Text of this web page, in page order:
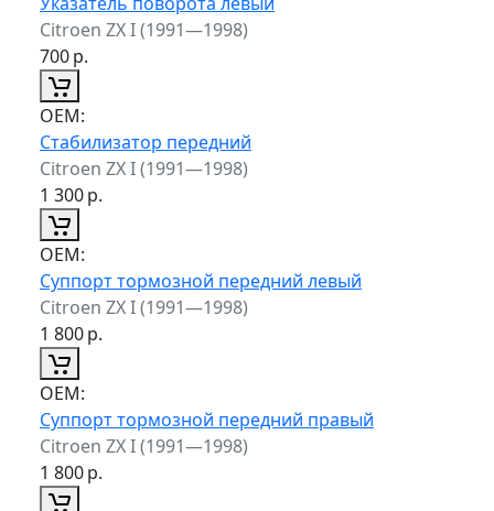
Citroen ZX I (1991—1998)
700р.
ОЕМ:
Стабилизатор передний
Citroen ZX I (1991—1998)
1 300р.
ОЕМ:
Суппорт тормозной передний левый
Citroen ZX I (1991—1998)
1 800р.
ОЕМ:
Суппорт тормозной передний правый
Citroen ZX I (1991—1998)
1 800р.